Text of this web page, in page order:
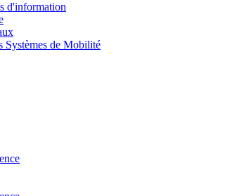
d'information
de Mobilité